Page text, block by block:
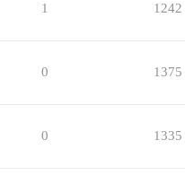
1 1242
0 1375
0 1335